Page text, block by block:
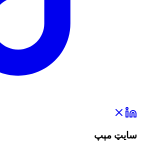
سایټ مېپ